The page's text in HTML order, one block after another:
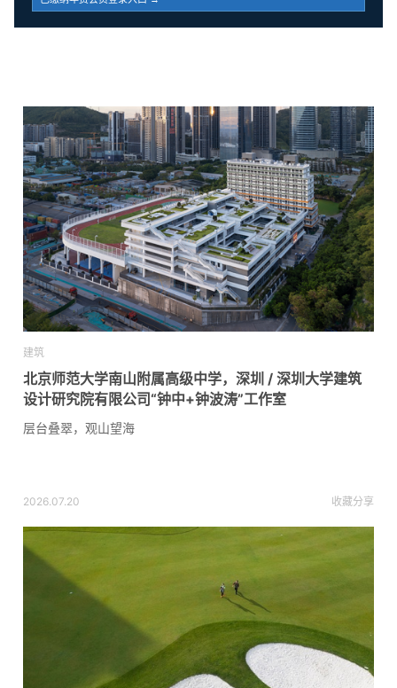
建筑
北京师范大学南山附属高级中学，深圳 / 深圳大学建筑
设计研究院有限公司“钟中+钟波涛”工作室
层台叠翠，观山望海
2026.07.20 收藏分享